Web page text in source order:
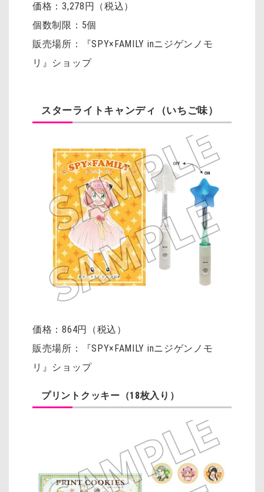
価格：3,278円（税込）
個数制限：5個
販売場所：『SPY×FAMILY inニジゲンノモ
リ』ショップ
スターライトキャンディ（いちご味）
価格：864円（税込）
販売場所：『SPY×FAMILY inニジゲンノモ
リ』ショップ
プリントクッキー（18枚入り）